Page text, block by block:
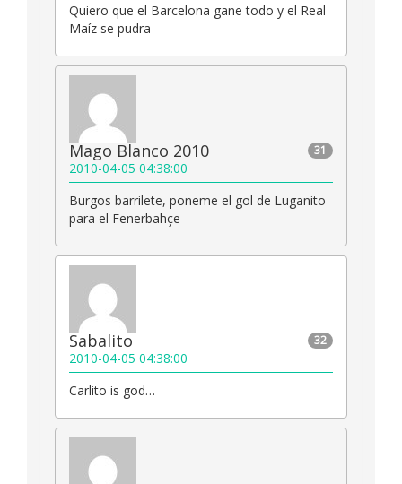
Quiero que el Barcelona gane todo y el Real
Maíz se pudra
31
Mago Blanco 2010
2010-04-05 04:38:00
Burgos barrilete, poneme el gol de Luganito
para el Fenerbahçe
32
Sabalito
2010-04-05 04:38:00
Carlito is god…